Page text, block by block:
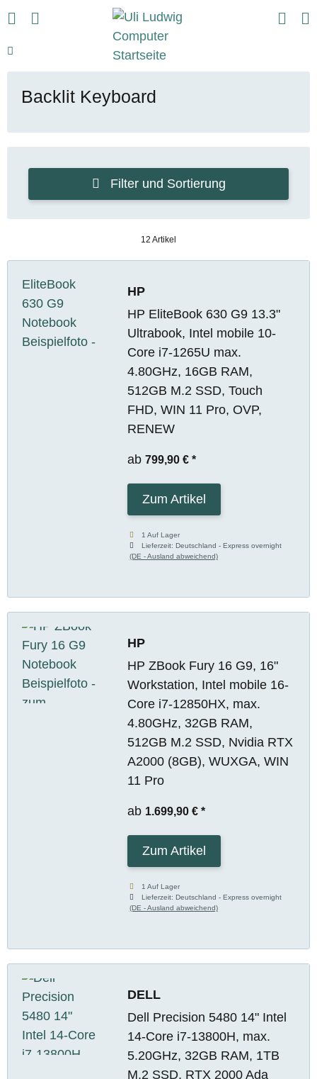
Backlit Keyboard
Filter und Sortierung
12 Artikel
HP
HP EliteBook 630 G9 13.3"
Ultrabook, Intel mobile 10-
Core i7-1265U max.
4.80GHz, 16GB RAM,
512GB M.2 SSD, Touch
FHD, WIN 11 Pro, OVP,
RENEW
ab 799,90 € *
Zum Artikel
1 Auf Lager
Lieferzeit:Deutschland - Express overnight
(DE - Ausland abweichend)
HP
HP ZBook Fury 16 G9, 16"
Workstation, Intel mobile 16-
Core i7-12850HX, max.
4.80GHz, 32GB RAM,
512GB M.2 SSD, Nvidia RTX
A2000 (8GB), WUXGA, WIN
11 Pro
ab 1.699,90 € *
Zum Artikel
1 Auf Lager
Lieferzeit:Deutschland - Express overnight
(DE - Ausland abweichend)
DELL
Dell Precision 5480 14" Intel
14-Core i7-13800H, max.
5.20GHz, 32GB RAM, 1TB
M.2 SSD, RTX 2000 Ada